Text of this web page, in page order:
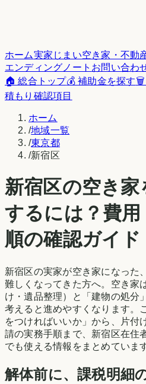
ホーム実家じまい空き家・不動
エンディングノート お問い合わ
🏠 総合トップ💰 補助金を探す🗑️
積もり確認項目
ホーム
/地域一覧
/東京都
/新宿区
新宿区の空き家
するには？費
順の確認ガイド
新宿区の実家が空き家になった
難しくなってきた方へ。空き家
け・遺品整理）と「建物の処分
考えると進めやすくなります。
をつければいいか」から、片付
請の実務手順まで、 新宿区在住
でも使える情報をまとめていま
解体前に、課税明細